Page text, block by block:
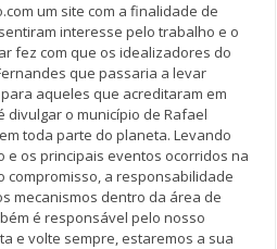
um site com a finalidade de
interesse pelo trabalho e o
fez com que os idealizadores do
que passaria a levar
aqueles que acreditaram em
divulgar o município de Rafael
toda parte do planeta. Levando
os principais eventos ocorridos na
compromisso, a responsabilidade
mecanismos dentro da área de
é responsável pelo nosso
e volte sempre, estaremos a sua